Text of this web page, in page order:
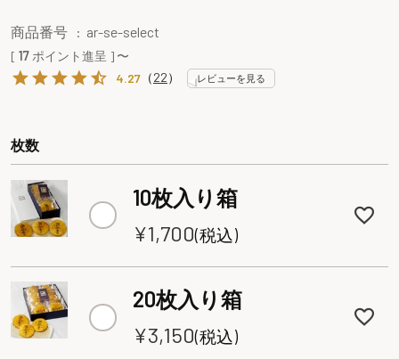
商品番号 ar-se-select
[ 17 ポイント進呈 ] 〜
4.27（22） レビューを見る
枚数
10枚入り箱
¥1,700 税込
20枚入り箱
¥3,150 税込